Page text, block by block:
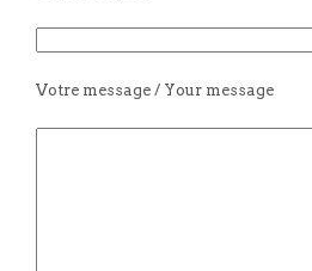
Votre message / Your message